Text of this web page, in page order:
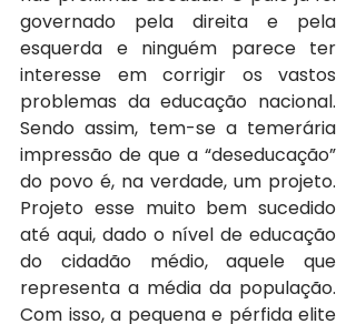
governado pela direita e pela
esquerda e ninguém parece ter
interesse em corrigir os vastos
problemas da educação nacional.
Sendo assim, tem-se a temerária
impressão de que a “deseducação”
do povo é, na verdade, um projeto.
Projeto esse muito bem sucedido
até aqui, dado o nível de educação
do cidadão médio, aquele que
representa a média da população.
Com isso, a pequena e pérfida elite